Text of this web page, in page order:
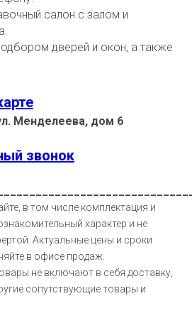
салон с залом и
дверей и окон, а также
Менделеева, дом 6
звонок
в том числе комплектация и
характер и не
Актуальные цены и сроки
в офисе продаж.
не включают в себя доставку,
сопутствующие товары и